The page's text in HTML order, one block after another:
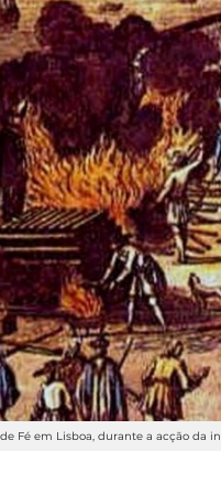
Fé em Lisboa, durante a acção da